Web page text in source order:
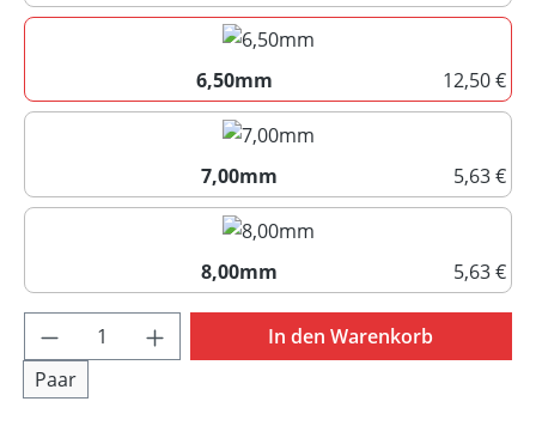
6,00mm
6,50mm
12,50 €
6,50mm
7,00mm
5,63 €
7,00mm
8,00mm
5,63 €
8,00mm
Produkt Anzahl: Gib den gewünschten
Paar
In den Warenkorb